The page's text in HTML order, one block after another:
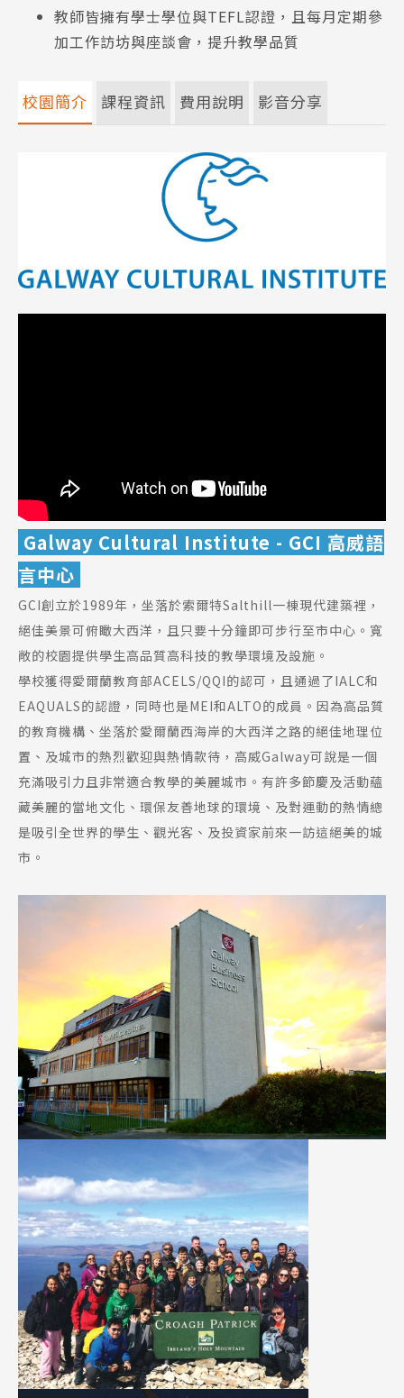
教師皆擁有學士學位與TEFL認證，且每月定期參
加工作訪坊與座談會，提升教學品質
校園簡介
Galway Cultural Institute - GCI 高威語
言中心
GCI創立於1989年，坐落於索爾特Salthill一棟現代建築裡，
絕佳美景可俯瞰大西洋，且只要十分鐘即可步行至市中心。寬
敞的校園提供學生高品質高科技的教學環境及設施。
學校獲得愛爾蘭教育部ACELS/QQI的認可，且通過了IALC和
EAQUALS的認證，同時也是MEI和ALTO的成員。因為高品質
的教育機構、坐落於愛爾蘭西海岸的大西洋之路的絕佳地理位
置、及城市的熱烈歡迎與熱情款待，高威Galway可說是一個
充滿吸引力且非常適合教學的美麗城市。有許多節慶及活動蘊
藏美麗的當地文化、環保友善地球的環境、及對運動的熱情總
是吸引全世界的學生、觀光客、及投資家前來一訪這絕美的城
市。
課程資訊 費用說明 影音分享